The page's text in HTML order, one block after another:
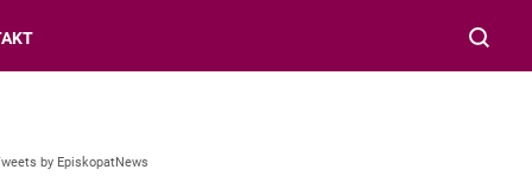
by EpiskopatNews